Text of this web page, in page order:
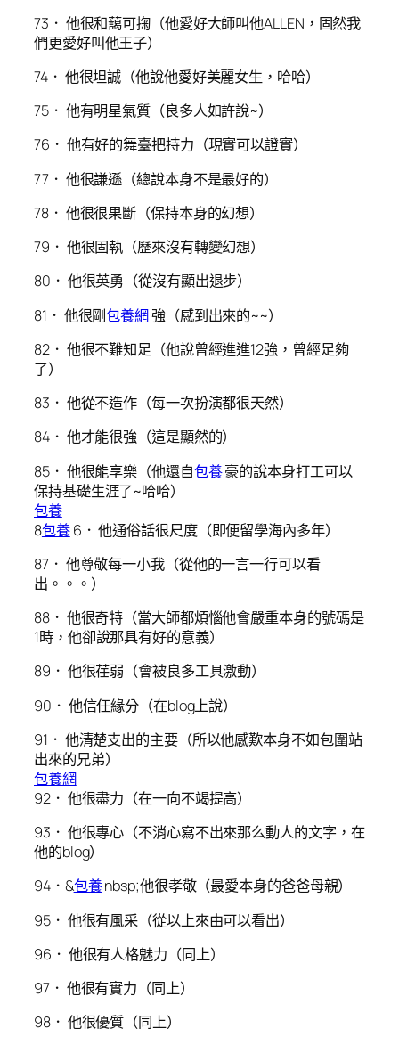
73． 他很和藹可掬（他愛好大師叫他ALLEN，固然我
們更愛好叫他王子）
74． 他很坦誠（他說他愛好美麗女生，哈哈）
75． 他有明星氣質（良多人如許說~）
76． 他有好的舞臺把持力（現實可以證實）
77． 他很謙遜（總說本身不是最好的）
78． 他很很果斷（保持本身的幻想）
79． 他很固執（歷來沒有轉變幻想）
80． 他很英勇（從沒有顯出退步）
81． 他很剛包養網強（感到出來的~~）
82． 他很不難知足（他說曾經進進12強，曾經足夠
了）
83． 他從不造作（每一次扮演都很天然）
84． 他才能很強（這是顯然的）
85． 他很能享樂（他還自包養豪的說本身打工可以
保持基礎生涯了~哈哈）
包養
8包養6． 他通俗話很尺度（即便留學海內多年）
87． 他尊敬每一小我（從他的一言一行可以看
出。。。）
88． 他很奇特（當大師都煩惱他會嚴重本身的號碼是
1時，他卻說那具有好的意義）
89． 他很荏弱（會被良多工具激動）
90． 他信任緣分（在blog上說）
91． 他清楚支出的主要（所以他感歎本身不如包圍站
出來的兄弟）
包養網
92． 他很盡力（在一向不竭提高）
93． 他很專心（不消心寫不出來那么動人的文字，在
他的blog）
94．&包養nbsp;他很孝敬（最愛本身的爸爸母親）
95． 他很有風采（從以上來由可以看出）
96． 他很有人格魅力（同上）
97． 他很有實力（同上）
98． 他很優質（同上）